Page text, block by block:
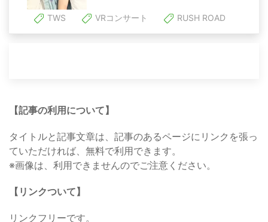
TWS VRコンサート RUSH ROAD
【記事の利用について】
タイトルと記事文章は、記事のあるページにリンクを張っ
ていただければ、無料で利用できます。
※画像は、利用できませんのでご注意ください。
【リンクついて】
リンクフリーです。